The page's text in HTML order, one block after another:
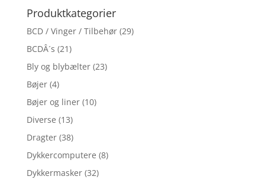
Produktkategorier
BCD / Vinger / Tilbehør (29)
BCDÂ´s (21)
Bly og blybælter (23)
Bøjer (4)
Bøjer og liner (10)
Diverse (13)
Dragter (38)
Dykkercomputere (8)
Dykkermasker (32)